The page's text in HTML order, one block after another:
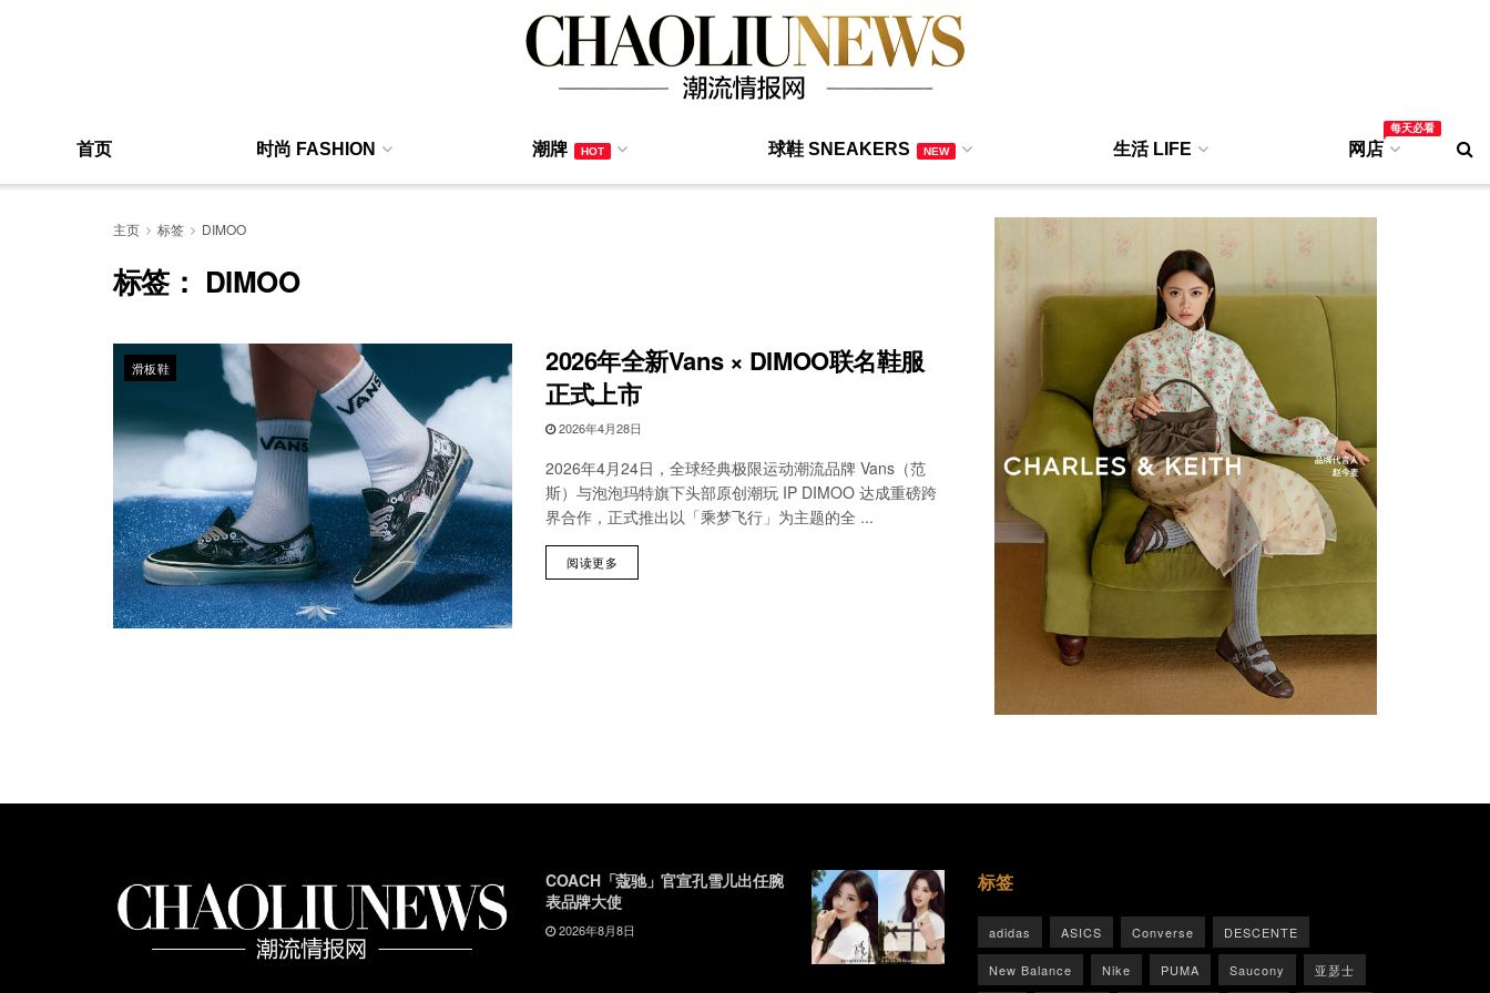
首页 时尚 FASHION 潮牌 HOT 球鞋 SNEAKERS NEW 生活 LIFE 网店
每天必看
主页 标签 DIMOO
标签： DIMOO
滑板鞋
2026年全新Vans × DIMOO联名鞋服
正式上市
2026年4月28日
2026年4月24日，全球经典极限运动潮流品牌 Vans（范
斯）与泡泡玛特旗下头部原创潮玩 IP DIMOO 达成重磅跨
界合作，正式推出以「乘梦飞行」为主题的全 ...
阅读更多
COACH「蔻驰」官宣孔雪儿出任腕
表品牌大使
2026年8月8日
标签
adidas ASICS Converse DESCENTE
New Balance Nike PUMA Saucony 亚瑟士